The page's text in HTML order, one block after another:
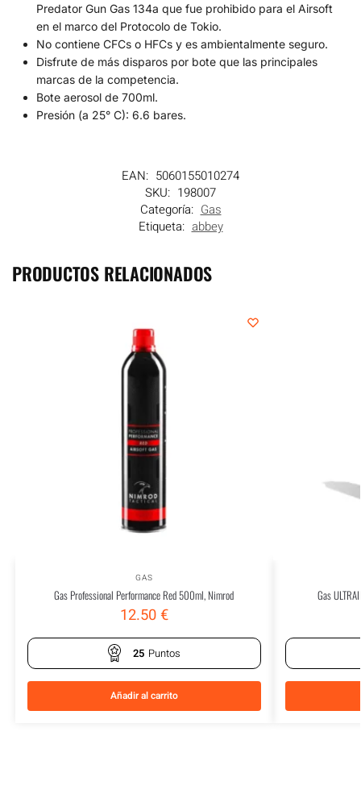
Predator Gun Gas 134a que fue prohibido para el Airsoft
en el marco del Protocolo de Tokio.
No contiene CFCs o HFCs y es ambientalmente seguro.
Disfrute de más disparos por bote que las principales
marcas de la competencia.
Bote aerosol de 700ml.
Presión (a 25° C): 6.6 bares.
EAN: 5060155010274
SKU: 198007
Categoría: Gas
Etiqueta: abbey
PRODUCTOS RELACIONADOS
GAS
Gas Professional Performance Red 500ml, Nimrod
12.50€
25 Puntos
Añadir al carrito
Gas